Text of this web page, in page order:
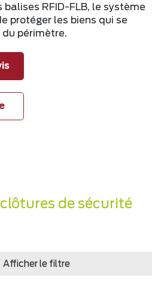
RFID-FLB, le système
protéger les biens qui se
du périmètre.
de sécurité
Afficher le filtre